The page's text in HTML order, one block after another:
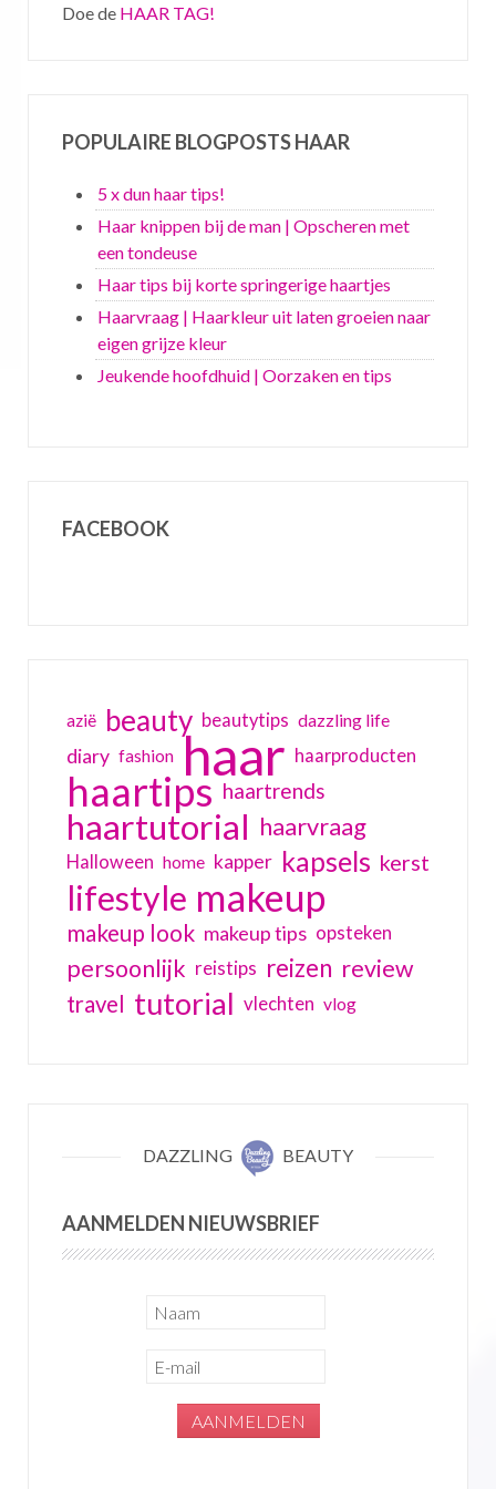
Doe de HAAR TAG!
POPULAIRE BLOGPOSTS HAAR
5 x dun haar tips!
Haar knippen bij de man | Opscheren met
een tondeuse
Haar tips bij korte springerige haartjes
Haarvraag | Haarkleur uit laten groeien naar
eigen grijze kleur
Jeukende hoofdhuid | Oorzaken en tips
FACEBOOK
azië beauty beautytips dazzling life
diary fashion haar haarproducten
haartips haartrends
haartutorial haarvraag
Halloween home kapper kapsels kerst
lifestyle makeup
makeup look makeup tips opsteken
persoonlijk reistips reizen review
travel tutorial vlechten vlog
DAZZLING BEAUTY
AANMELDEN NIEUWSBRIEF